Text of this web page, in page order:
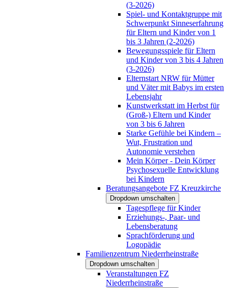
(3-2026)
Spiel- und Kontaktgruppe mit
Schwerpunkt Sinneserfahrung
für Eltern und Kinder von 1
bis 3 Jahren (2-2026)
Bewegungsspiele für Eltern
und Kinder von 3 bis 4 Jahren
(3-2026)
Elternstart NRW für Mütter
und Väter mit Babys im ersten
Lebensjahr
Kunstwerkstatt im Herbst für
(Groß-) Eltern und Kinder
von 3 bis 6 Jahren
Starke Gefühle bei Kindern –
Wut, Frustration und
Autonomie verstehen
Mein Körper - Dein Körper
Psychosexuelle Entwicklung
bei Kindern
Beratungsangebote FZ Kreuzkirche
Dropdown umschalten
Tagespflege für Kinder
Erziehungs-, Paar- und
Lebensberatung
Sprachförderung und
Logopädie
Familienzentrum Niederrheinstraße
Dropdown umschalten
Veranstaltungen FZ
Niederrheinstraße